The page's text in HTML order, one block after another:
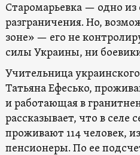
Старомарьевка — одно из
разграничения. Но,
зоне» — его не
силы Украины, ни
Учительница
Татьяна Ефесько,
и работающая в
рассказывает, что в селе
проживают 114 человек,
пенсионеры. По ее